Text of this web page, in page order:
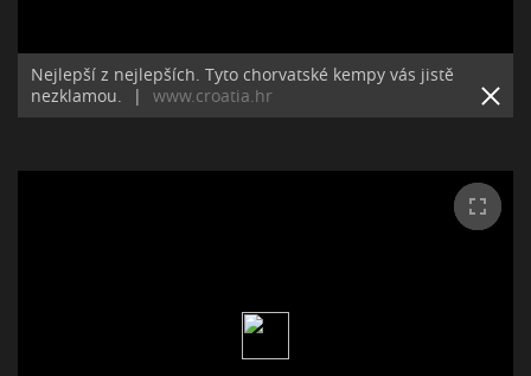
Nejlepší z nejlepších. Tyto chorvatské kempy vás jistě
nezklamou.
| www.croatia.hr